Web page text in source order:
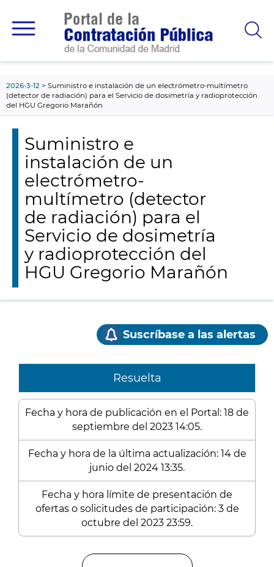
principal
2026-3-12
Suministro e instalación de un electrómetro-multímetro
(detector de radiación) para el Servicio de dosimetría y radioprotección
del HGU Gregorio Marañón
Suministro e
instalación de un
electrómetro-
multímetro (detector
de radiación) para el
Servicio de dosimetría
y radioprotección del
HGU Gregorio Marañón
Suscríbase a las alertas
Resuelta
Fecha y hora de publicación en el Portal: 18 de
septiembre del 2023 14:05.
Fecha y hora de la última actualización: 14 de
junio del 2024 13:35.
Fecha y hora límite de presentación de
ofertas o solicitudes de participación: 3 de
octubre del 2023 23:59.